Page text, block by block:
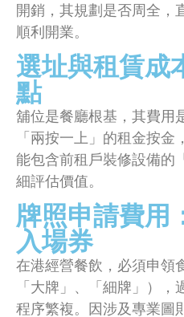
開銷，其規劃是否周全，
順利開業。
選址與租賃成
點
舖位是餐廳根基，其費用
「兩按一上」的租金按
能包含前租戶裝修設備的
細評估價值。
牌照申請費用
入場券
在港經營餐飲，必須申領
「大牌」、「細牌」），
程序繁複。因涉及專業圖